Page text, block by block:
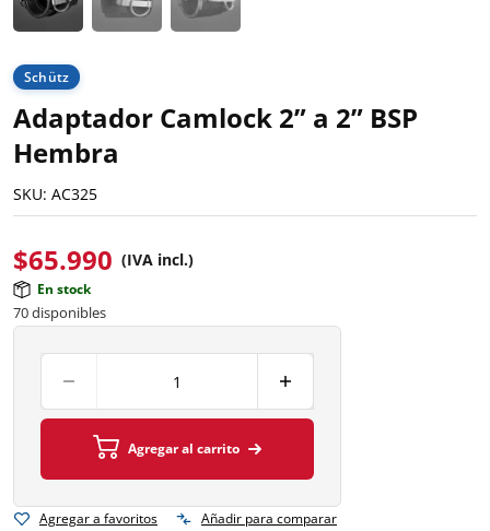
Schütz
Adaptador Camlock 2” a 2” BSP
Hembra
SKU: AC325
$65.990 (IVA incl.)
En stock
70 disponibles
Agregar al carrito
Agregar a favoritos Añadir para comparar